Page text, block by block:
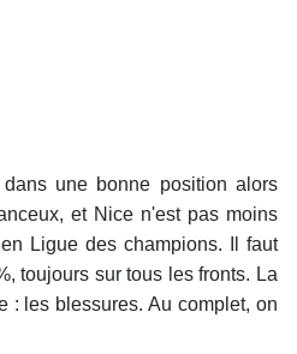
une bonne position alors
et Nice n'est pas moins
Ligue des champions. Il faut
toujours sur tous les fronts. La
: les blessures. Au complet, on